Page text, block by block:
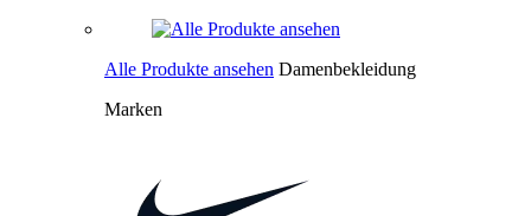
Alle Produkte ansehen Damenbekleidung
Marken